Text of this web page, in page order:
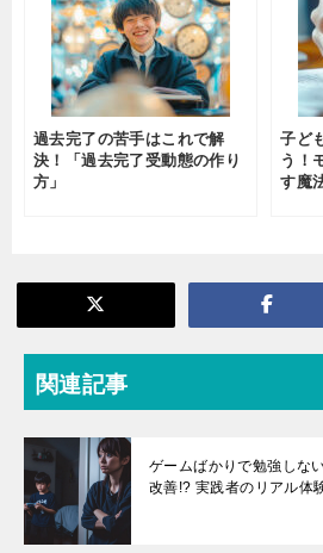
過去完了の苦手はこれで解
決！「過去完了受動態の作り
方」
子ど
う！
す魔
関連記事
ゲームばかりで勉強しな
改善!? 実践者のリアル体